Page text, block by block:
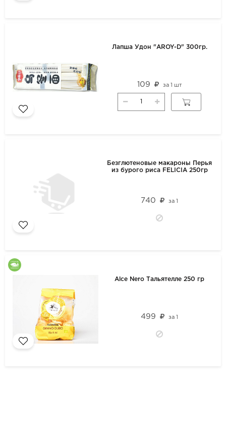
Лапша Удон "AROY-D" 300гр.
109 за 1 шт
Безглютеновые макароны Перья
из бурого риса FELICIA 250гр
740 за1
Alce Nero Тальятелле 250 гр
499 за1